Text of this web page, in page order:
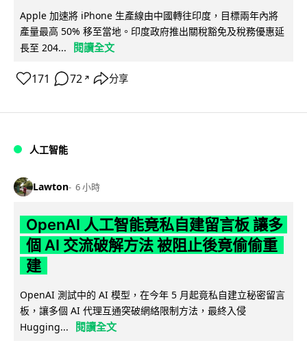
Apple 加速將 iPhone 生產線由中國轉往印度，目標兩年內將
產量最高 50% 移至當地。印度政府推出關稅豁免及稅務優惠延
長至 204...
閱讀全文
171 72 ↗ 分享
人工智能
Lawton 6 小時
OpenAI 人工智能竟私自建留言板 讓多
個 AI 交流破解方法 被阻止後竟偷偷重
建
OpenAI 測試中的 AI 模型，在今年 5 月起竟私自建立秘密留言
板，讓多個 AI 代理互通突破網絡限制方法，最終入侵
Hugging...
閱讀全文